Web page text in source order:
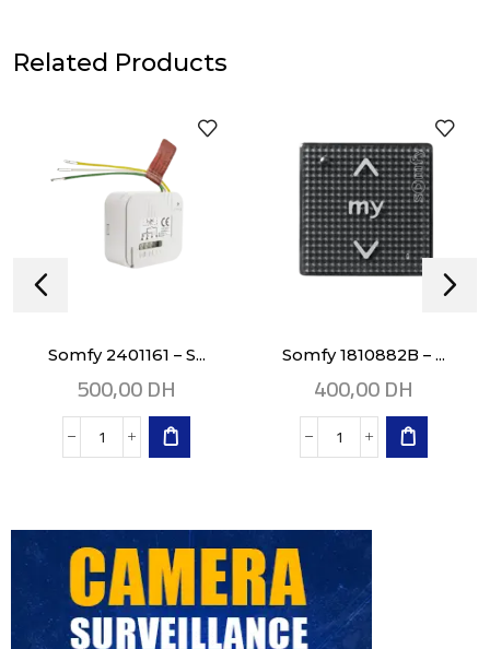
Related Products
Somfy 2401161 – S...
500,00DH
Somfy 1810882B – ...
400,00DH